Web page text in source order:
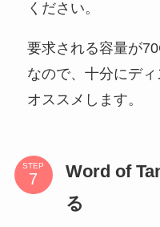
ください。
要求される容量が
なので、十分にデ
オススメします。
STEP
Word of
る